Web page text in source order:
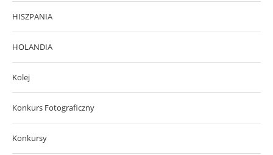
HISZPANIA
HOLANDIA
Kolej
Konkurs Fotograficzny
Konkursy